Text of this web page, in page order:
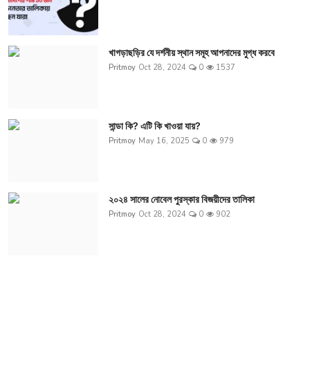
খাগড়াছড়ির যে দর্শনীয় স্থান সমূহ আপনাদের মুগ্ধ করবে
Pritmoy Oct 28, 2024 0 1537
সান্ডা কি? এটি কি খাওয়া যায়?
Pritmoy May 16, 2025 0 979
২০২৪ সালের নোবেল পুরস্কার বিজয়ীদের তালিকা
Pritmoy Oct 28, 2024 0 902